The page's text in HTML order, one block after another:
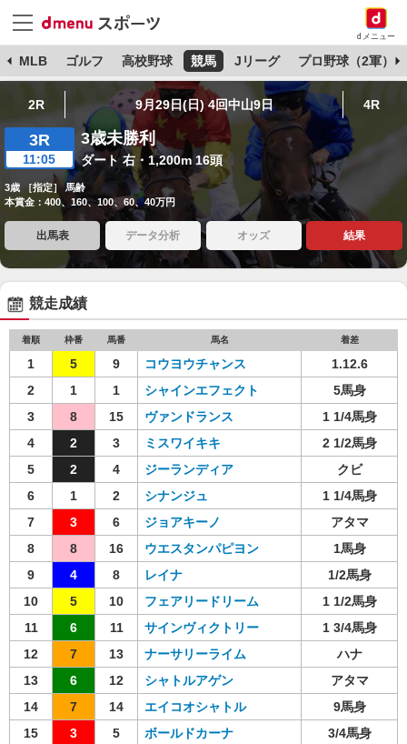
dメニュー
MLB ゴルフ 高校野球 競馬 Jリーグ プロ野球（2軍）
2R 9月29日(日) 4回中山9日 4R
3R
11:05
3歳未勝利
ダート 右・1,200m 16頭
3歳 ［指定］ 馬齢
本賞金：400、160、100、60、40万円
出馬表 データ分析 オッズ 結果
競走成績
着順 枠番 馬番 馬名 着差
1 5 9 コウヨウチャンス
1.12.6
2
1 1 シャインエフェクト
5馬身
3
8 15 ヴァンドランス
1 1/4馬身
4
2 3 ミスワイキキ
2 1/2馬身
5
2 4 ジーランディア
クビ
6
1 2 シナンジュ
1 1/4馬身
7
3 6 ジョアキーノ
アタマ
8
8 16 ウエスタンパピヨン
1馬身
9
4 8 レイナ
1/2馬身
10
5 10 フェアリードリーム
1 1/2馬身
11
6 11 サインヴィクトリー
1 3/4馬身
12
7 13 ナーサリーライム
ハナ
13
6 12 シャトルアゲン
アタマ
14
7 14 エイコオシャトル
9馬身
15
3 5 ボールドカーナ
3/4馬身